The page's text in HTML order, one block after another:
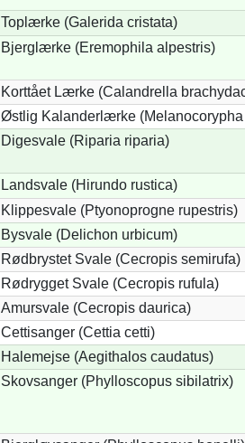
Toplærke (Galerida cristata)
Bjerglærke (Eremophila alpestris)
Korttået Lærke (Calandrella
Østlig Kalanderlærke (Melanocorypha
Digesvale (Riparia riparia)
Landsvale (Hirundo rustica)
Klippesvale (Ptyonoprogne rupestris)
Bysvale (Delichon urbicum)
Rødbrystet Svale (Cecropis semirufa)
Rødrygget Svale (Cecropis rufula)
Amursvale (Cecropis daurica)
Cettisanger (Cettia cetti)
Halemejse (Aegithalos caudatus)
Skovsanger (Phylloscopus sibilatrix)